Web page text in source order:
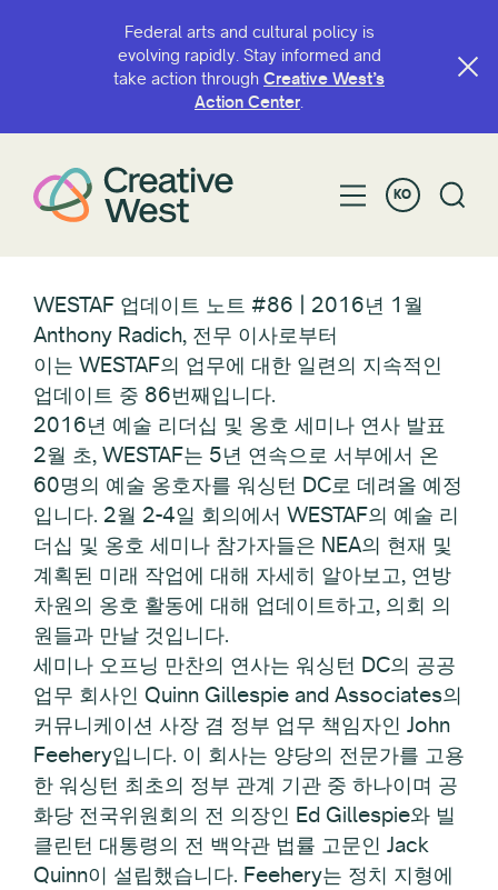
Federal arts and cultural policy is
evolving rapidly. Stay informed and
take action through Creative West’s
Action Center.
KO
WESTAF 업데이트 노트 #86 | 2016년 1월
Anthony Radich, 전무 이사로부터
이는 WESTAF의 업무에 대한 일련의 지속적인
업데이트 중 86번째입니다.
2016년 예술 리더십 및 옹호 세미나 연사 발표
2월 초, WESTAF는 5년 연속으로 서부에서 온
60명의 예술 옹호자를 워싱턴 DC로 데려올 예정
입니다. 2월 2-4일 회의에서 WESTAF의 예술 리
더십 및 옹호 세미나 참가자들은 NEA의 현재 및
계획된 미래 작업에 대해 자세히 알아보고, 연방
차원의 옹호 활동에 대해 업데이트하고, 의회 의
원들과 만날 것입니다.
세미나 오프닝 만찬의 연사는 워싱턴 DC의 공공
업무 회사인 Quinn Gillespie and Associates의
커뮤니케이션 사장 겸 정부 업무 책임자인 John
Feehery입니다. 이 회사는 양당의 전문가를 고용
한 워싱턴 최초의 정부 관계 기관 중 하나이며 공
화당 전국위원회의 전 의장인 Ed Gillespie와 빌
클린턴 대통령의 전 백악관 법률 고문인 Jack
Quinn이 설립했습니다. Feehery는 정치 지형에